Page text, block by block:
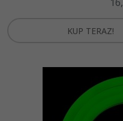
KUP TERAZ!